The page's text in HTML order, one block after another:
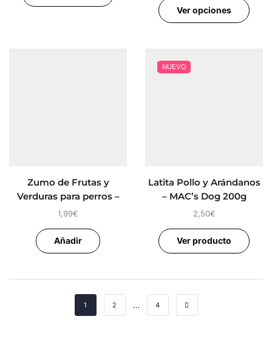
Ver opciones
Zumo de Frutas y
Verduras para perros –
MAC’s Dog 200ml
1,99€
Añadir
NUEVO
Latita Pollo y Arándanos
– MAC’s Dog 200g
2,50€
Ver producto
1 2 … 4